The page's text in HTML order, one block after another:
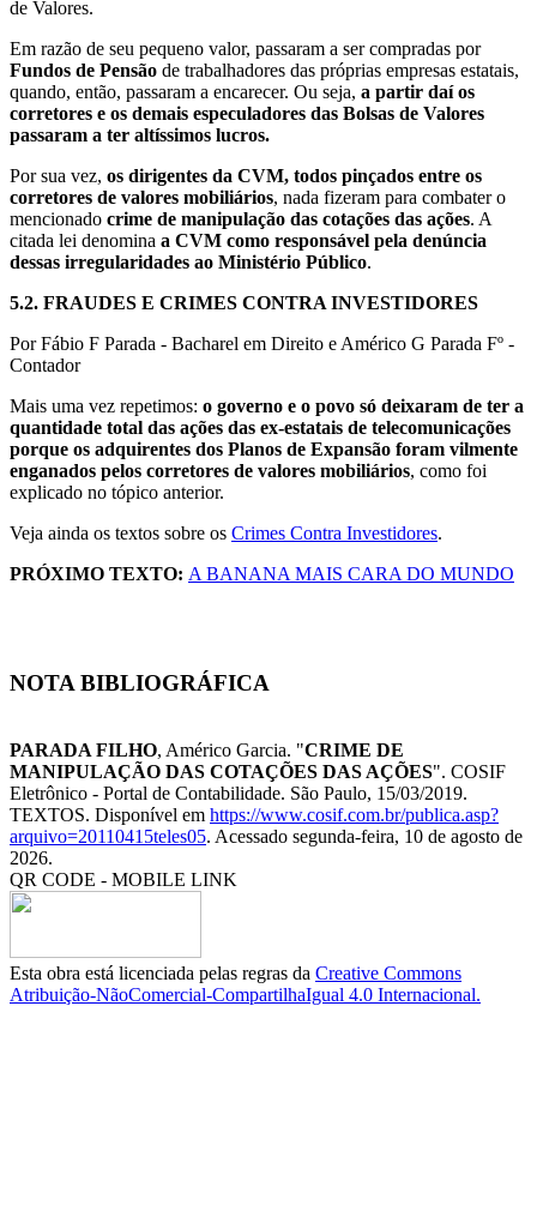
de Valores.
Em razão de seu pequeno valor, passaram a ser compradas por
Fundos de Pensão de trabalhadores das próprias empresas estatais,
quando, então, passaram a encarecer. Ou seja, a partir daí os
corretores e os demais especuladores das Bolsas de Valores
passaram a ter altíssimos lucros.
Por sua vez, os dirigentes da CVM, todos pinçados entre os
corretores de valores mobiliários, nada fizeram para combater o
mencionado crime de manipulação das cotações das ações. A
citada lei denomina a CVM como responsável pela denúncia
dessas irregularidades ao Ministério Público.
5.2. FRAUDES E CRIMES CONTRA INVESTIDORES
Por Fábio F Parada - Bacharel em Direito e Américo G Parada Fº -
Contador
Mais uma vez repetimos: o governo e o povo só deixaram de ter a
quantidade total das ações das ex-estatais de telecomunicações
porque os adquirentes dos Planos de Expansão foram vilmente
enganados pelos corretores de valores mobiliários, como foi
explicado no tópico anterior.
Veja ainda os textos sobre os Crimes Contra Investidores.
PRÓXIMO TEXTO: A BANANA MAIS CARA DO MUNDO
NOTA BIBLIOGRÁFICA
PARADA FILHO, Américo Garcia. "CRIME DE
MANIPULAÇÃO DAS COTAÇÕES DAS AÇÕES". COSIF
Eletrônico - Portal de Contabilidade. São Paulo, 15/03/2019.
TEXTOS. Disponível em https://www.cosif.com.br/publica.asp?
arquivo=20110415teles05. Acessado segunda-feira, 10 de agosto de
2026.
QR CODE - MOBILE LINK
Esta obra está licenciada pelas regras da Creative Commons
Atribuição-NãoComercial-CompartilhaIgual 4.0 Internacional.